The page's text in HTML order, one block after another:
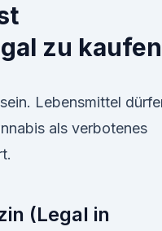
zu kaufen
Lebensmittel
als verbotenes
(Legal in